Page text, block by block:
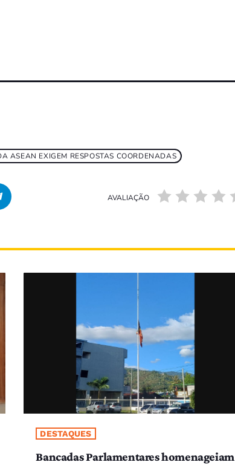
ASEAN EXIGEM RESPOSTAS COORDENADAS
AVALIAÇÃO
DESTAQUES
Bancadas Parlamentares homenageiam